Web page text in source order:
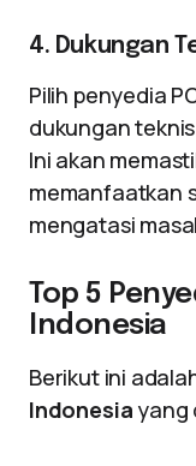
4. Dukungan
Pilih penyedia
dukungan
Ini akan
memanfaatkan
mengatasi
Top 5
Indonesia
Berikut ini
Indonesia yang